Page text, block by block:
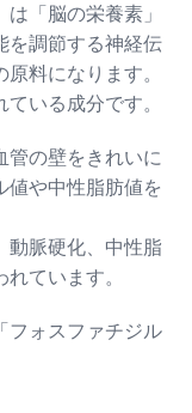
「脳の栄養素」
を調節する神経伝
料になります。
いる成分です。
管の壁をきれいに
値や中性脂肪値を
動脈硬化、中性脂
ています。
フォスファチジル